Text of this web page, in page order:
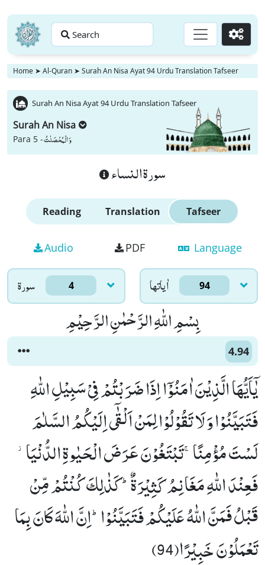
Search Go
Home ➤ Al-Quran ➤ Surah An Nisa Ayat 94 Urdu Translation Tafseer
Surah An Nisa Ayat 94 Urdu Translation Tafseer
Surah An Nisa
Para 5 -وَ الْمُحْصَنٰتُ
سورة النساء
Reading Translation Tafseer
Audio PDF Language
سورۃ 4 اٰياتها 94
بِسْمِ اللّٰهِ الرَّحْمٰنِ الرَّحِیْمِ
4.94
یٰۤاَیُّهَا الَّذِیْنَ اٰمَنُوْۤا اِذَا ضَرَبْتُمْ فِیْ سَبِیْلِ اللّٰهِ
فَتَبَیَّنُوْا وَ لَا تَقُوْلُوْا لِمَنْ اَلْقٰۤى اِلَیْكُمُ السَّلٰمَ
لَسْتَ مُؤْمِنًاۚ-تَبْتَغُوْنَ عَرَضَ الْحَیٰوةِ الدُّنْیَا٘-
فَعِنْدَ اللّٰهِ مَغَانِمُ كَثِیْرَةٌؕ-كَذٰلِكَ كُنْتُمْ مِّنْ
قَبْلُ فَمَنَّ اللّٰهُ عَلَیْكُمْ فَتَبَیَّنُوْاؕ-اِنَّ اللّٰهَ كَانَ بِمَا
تَعْمَلُوْنَ خَبِیْرًا(94)